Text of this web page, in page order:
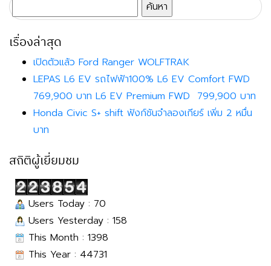
สำหรับ:
เรื่องล่าสุด
เปิดตัวแล้ว Ford Ranger WOLFTRAK
LEPAS L6 EV รถไฟฟ้า100% L6 EV Comfort FWD
769,900 บาท L6 EV Premium FWD 799,900 บาท
Honda Civic S+ shift ฟังก์ชันจำลองเกียร์ เพิ่ม 2 หมื่น
บาท
สถิติผู้เยี่ยมชม
Users Today : 70
Users Yesterday : 158
This Month : 1398
This Year : 44731